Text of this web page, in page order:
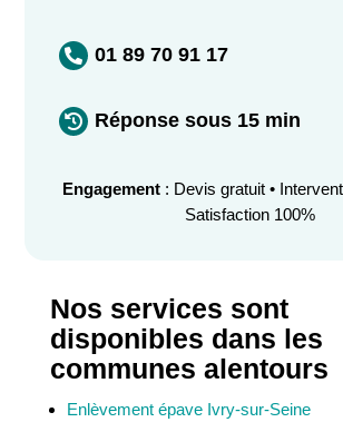
 01 89 70 91 17
 Réponse sous 15 min
Engagement : Devis gratuit •
Satisfaction 100%
Nos services sont
disponibles dans les
communes alentours
Enlèvement épave Ivry-sur-Seine